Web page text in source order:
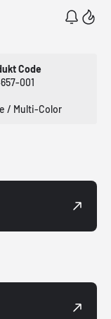
Code
001
/ Multi-Color